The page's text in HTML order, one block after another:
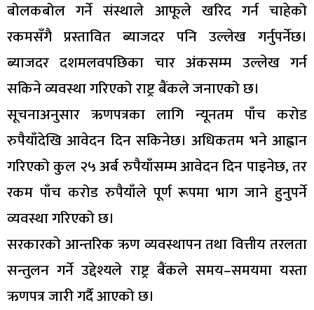
बोलकबोल गर्ने संस्थाले आफूले खरिद गर्न चाहेको
रकमसँगै प्रस्तावित ब्याजदर पनि उल्लेख गर्नुपर्नेछ।
ब्याजदर दशमलवपछिका चार अंकसम्म उल्लेख गर्न
सकिने व्यवस्था गरिएको राष्ट्र बैंकले जनाएको छ।
सूचनाअनुसार ऋणपत्रका लागि न्यूनतम पाँच करोड
रुपैयाँदेखि आवेदन दिन सकिनेछ। अधिकतम भने आह्वान
गरिएको कुल २५ अर्ब रुपैयाँसम्म आवेदन दिन पाइनेछ, तर
रकम पाँच करोड रुपैयाँले पूर्ण रूपमा भाग जाने हुनुपर्ने
व्यवस्था गरिएको छ।
सरकारको आन्तरिक ऋण व्यवस्थापन तथा वित्तीय तरलता
सन्तुलन गर्ने उद्देश्यले राष्ट्र बैंकले समय–समयमा यस्ता
ऋणपत्र जारी गर्दै आएको छ।